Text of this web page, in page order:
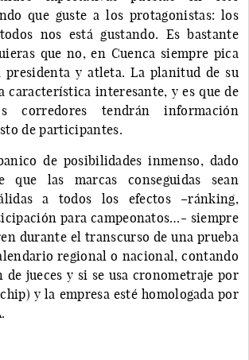
que guste a los protagonistas: los
nos está gustando. Es bastante
que no, en Cuenca siempre pica
presidenta y atleta. La planitud de su
característica interesante, y es que de
corredores tendrán información
de participantes.
de posibilidades inmenso, dado
que las marcas conseguidas sean
a todos los efectos –ránking,
para campeonatos…- siempre
durante el transcurso de una prueba
regional o nacional, contando
de jueces y si se usa cronometraje por
y la empresa esté homologada por